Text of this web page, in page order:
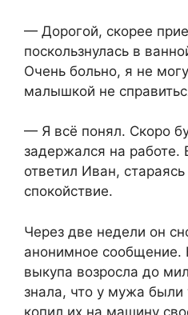
— Дорогой, скорее
поскользнулась в
Очень больно, я не
малышкой не
— Я всё понял. Скоро
задержался на
ответил Иван, стараясь
спокойствие.
Через две недели он
анонимное сообщение.
выкупа возросла до
знала, что у мужа
копил их на машину